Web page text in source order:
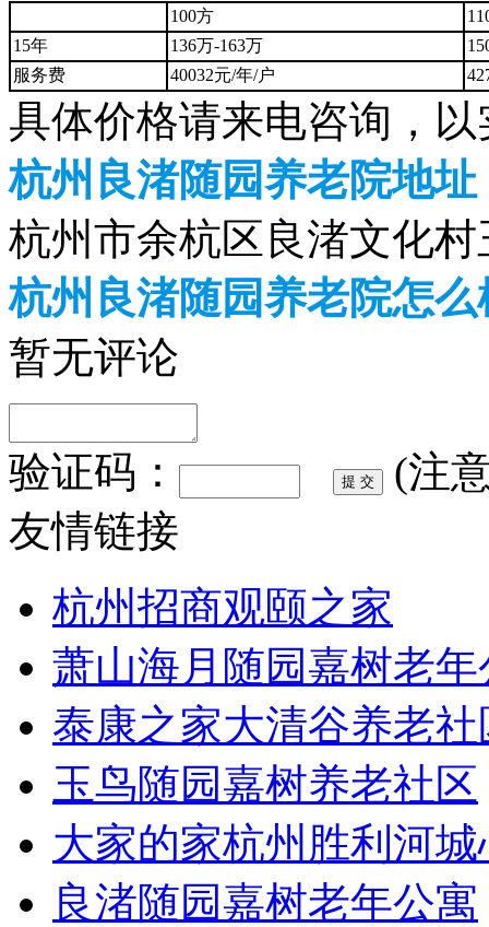
100方
15年
136万-163万
服务费
40032元/年/户
具体价格请来电咨询，
杭州良渚随园养老院地址
杭州市余杭区良渚文化
杭州良渚随园养老院怎么
暂无评论
验证码：
(注
友情链接
杭州招商观颐之家
萧山海月随园嘉树老年
泰康之家大清谷养老社
玉鸟随园嘉树养老社区
大家的家杭州胜利河
良渚随园嘉树老年公寓